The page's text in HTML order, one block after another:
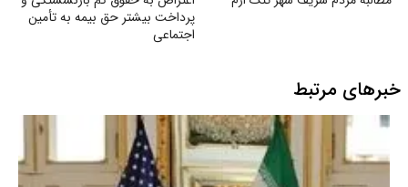
پرداخت بیشتر حق بیمه به تأمین
اجتماعی
خبرهای مرتبط